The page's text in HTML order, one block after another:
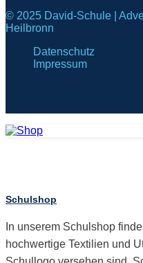
© 2025 David-Schule |
Heilbronn
Datenschutz
Impressum
Schulshop
In unserem Schulshop
hochwertige Textilien und